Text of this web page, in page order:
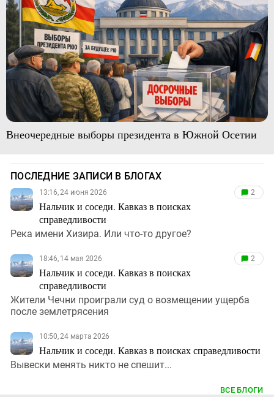
Внеочередные выборы президента в Южной Осетии
ПОСЛЕДНИЕ ЗАПИСИ В БЛОГАХ
13:16, 24 июня 2026
Нальчик и соседи. Кавказ в поисках
справедливости
2
Река имени Хизира. Или что-то другое?
18:46, 14 мая 2026
Нальчик и соседи. Кавказ в поисках
справедливости
2
Жители Чечни проиграли суд о возмещении ущерба
после землетрясения
10:50, 24 марта 2026
Нальчик и соседи. Кавказ в поисках справедливости
Вывески менять никто не спешит...
ВСЕ БЛОГИ